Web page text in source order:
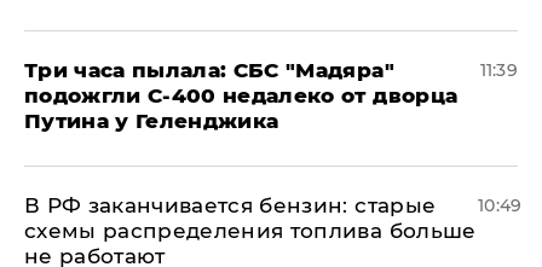
Три часа пылала: СБС "Мадяра"
подожгли С-400 недалеко от дворца
Путина у Геленджика
11:39
​В РФ заканчивается бензин: старые
схемы распределения топлива больше
не работают
10:49